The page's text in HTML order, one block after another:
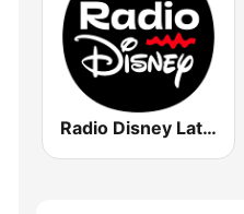
Radio Disney Latinoamérica